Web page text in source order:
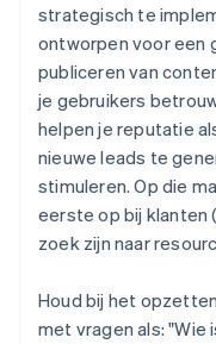
strategisch te
ontworpen voor een
publiceren van
je gebruikers
helpen je reputatie
nieuwe leads te
stimuleren. Op die
eerste op bij klanten
zoek zijn naar
Houd bij het
met vragen als: "Wie